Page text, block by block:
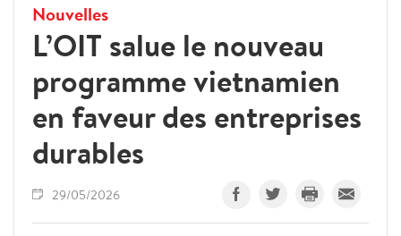
Nouvelles
L’OIT salue le nouveau
programme vietnamien
en faveur des entreprises
durables
29/05/2026